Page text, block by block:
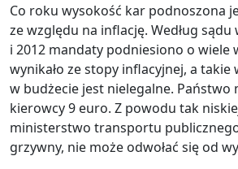
Co roku wysokość kar podnoszona
ze względu na inflację. Według sądu
i 2012 mandaty podniesiono o wiele
wynikało ze stopy inflacyjnej, a takie
w budżecie jest nielegalne. Państwo
kierowcy 9 euro. Z powodu tak
ministerstwo transportu
grzywny, nie może odwołać się od